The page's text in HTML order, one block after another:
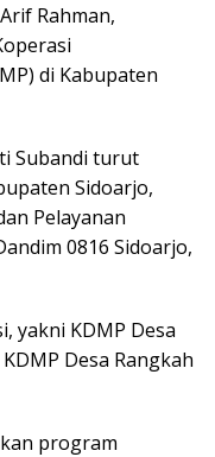
Rahman,
di Kabupaten
Subandi turut
Sidoarjo,
Pelayanan
0816 Sidoarjo,
yakni KDMP Desa
Desa Rangkah
program